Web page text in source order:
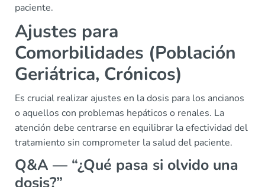
paciente.
Ajustes para
Comorbilidades (Población
Geriátrica, Crónicos)
Es crucial realizar ajustes en la dosis para los ancianos
o aquellos con problemas hepáticos o renales. La
atención debe centrarse en equilibrar la efectividad del
tratamiento sin comprometer la salud del paciente.
Q&A — “¿Qué pasa si olvido una
dosis?”